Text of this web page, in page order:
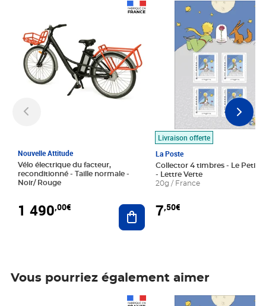
Nouvelle Attitude
Vélo électrique du facteur,
reconditionné - Taille normale -
Noir/ Rouge
1 490,00€ Ajouter au panier
Livraison offerte
La Poste
Collector 4 timbres - Le Petit
- Lettre Verte
20g / France
7,50€
Prix 7,50€
Vous pourriez également aimer
Prix 7,50€